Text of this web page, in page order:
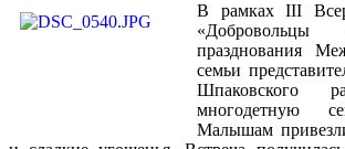
В рамках III
празднования
семьи
Шпаковского
многодетную
Малышам